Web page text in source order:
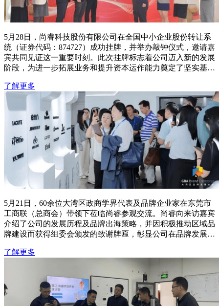
5月28日，尚睿科技股份有限公司在全国中小企业股份转让系
统（证券代码：874727）成功挂牌，并举办敲钟仪式，邀请嘉
宾共同见证这一重要时刻。此次挂牌标志着公司迈入新的发展
阶段，为进一步拓展业务和提升资本运作能力奠定了坚实基
了解更多
5月21日，60余位大湾区政商学界代表及品牌企业家在东莞市
工商联（总商会）带领下莅临尚睿参观交流。尚睿向来访嘉宾
介绍了公司的发展历程及品牌出海策略，并因积极推动区域品
牌建设而获得组委会颁发的致谢牌匾，彰显公司在品牌发展和
了解更多